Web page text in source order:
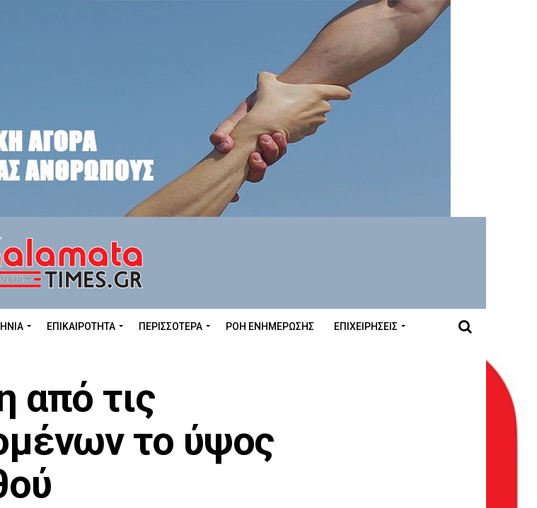
ΕΠΙΚΑΙΡΌΤΗΤΑ ΠΕΡΙΣΣΌΤΕΡΑ ΡΟΉ ΕΝΗΜΈΡΩΣΗΣ ΕΠΙΧΕΙΡΉΣΕΙΣ
από τις
το ύψος